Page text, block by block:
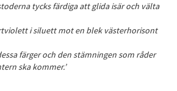
tycks färdiga att glida isär och välta
i siluett mot en blek västerhorisont
färger och den stämningen som råder
ska kommer.’